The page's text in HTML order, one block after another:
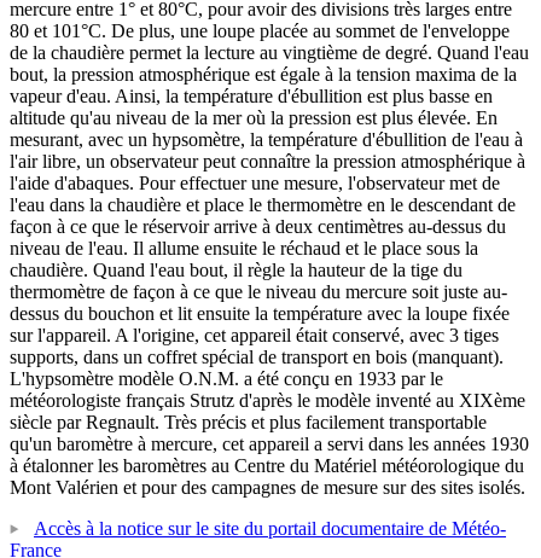
mercure entre 1° et 80°C, pour avoir des divisions très larges entre
80 et 101°C. De plus, une loupe placée au sommet de l'enveloppe
de la chaudière permet la lecture au vingtième de degré. Quand l'eau
bout, la pression atmosphérique est égale à la tension maxima de la
vapeur d'eau. Ainsi, la température d'ébullition est plus basse en
altitude qu'au niveau de la mer où la pression est plus élevée. En
mesurant, avec un hypsomètre, la température d'ébullition de l'eau à
l'air libre, un observateur peut connaître la pression atmosphérique à
l'aide d'abaques. Pour effectuer une mesure, l'observateur met de
l'eau dans la chaudière et place le thermomètre en le descendant de
façon à ce que le réservoir arrive à deux centimètres au-dessus du
niveau de l'eau. Il allume ensuite le réchaud et le place sous la
chaudière. Quand l'eau bout, il règle la hauteur de la tige du
thermomètre de façon à ce que le niveau du mercure soit juste au-
dessus du bouchon et lit ensuite la température avec la loupe fixée
sur l'appareil. A l'origine, cet appareil était conservé, avec 3 tiges
supports, dans un coffret spécial de transport en bois (manquant).
L'hypsomètre modèle O.N.M. a été conçu en 1933 par le
météorologiste français Strutz d'après le modèle inventé au XIXème
siècle par Regnault. Très précis et plus facilement transportable
qu'un baromètre à mercure, cet appareil a servi dans les années 1930
à étalonner les baromètres au Centre du Matériel météorologique du
Mont Valérien et pour des campagnes de mesure sur des sites isolés.
Accès à la notice sur le site du portail documentaire de Météo-
France